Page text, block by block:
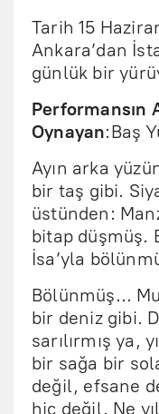
Tarih 15
Ankara’dan
günlük bir
Performansın
Oynayan:Baş
Ayın arka
bir taş gibi.
üstünden:
bitap düşmüş.
İsa’yla
Bölünmüş…
bir deniz gibi.
sarılırmış ya,
bir sağa bir
değil, efsane
hiç değil. Ne